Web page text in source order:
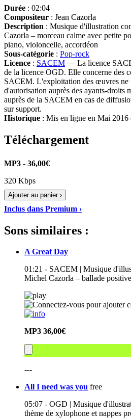
Durée : 02:04
Compositeur : Jean Cazorla
Description : Musique d'illustration
Cazorla – morceau calme avec petite
piano, violoncelle, accordéon
Sous-catégorie : Pop-rock
Licence : SACEM — La licence
de la licence OGD. Elle concerne des
SACEM. L'exploitation des œuvres ne
d'autorisation auprès des ayants-droits
auprès de la SACEM en cas de
sur support.
Historique : Mis en ligne en Mai 2016
Téléchargement
MP3 - 36,00€
320 Kbps
Ajouter au panier ›
Inclus dans Premium ›
Sons similaires :
A Great Day
01:21 - SACEM | Musique
Michel Cazorla – ballade
MP3 36,00€
---
All I need was you free
05:07 - OGD | Musique
thème de xylophone et nappes